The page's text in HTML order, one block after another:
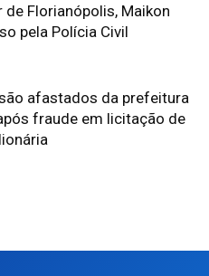
de Florianópolis, Maikon
pela Polícia Civil
afastados da prefeitura
fraude em licitação de